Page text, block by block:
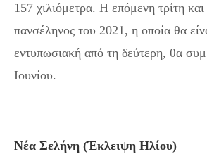
157 χιλιόμετρα. Η επόμενη τρίτη
πανσέληνος του 2021, η οποία θα
εντυπωσιακή από τη δεύτερη, θα
Ιουνίου.
Νέα Σελήνη (Έκλειψη Ηλίου)